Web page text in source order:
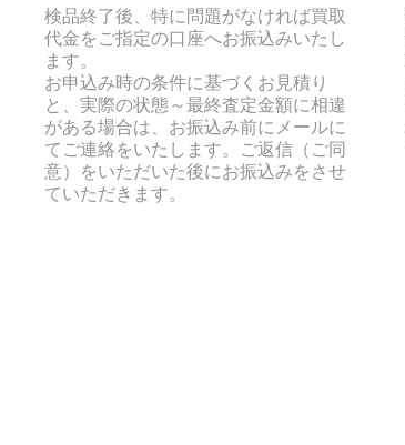
検品終了後、特に問題がなければ買取
代金をご指定の口座へお振込みいたし
ます。
お申込み時の条件に基づくお見積り
と、実際の状態～最終査定金額に相違
がある場合は、お振込み前にメールに
てご連絡をいたします。ご返信（ご同
意）をいただいた後にお振込みをさせ
ていただきます。